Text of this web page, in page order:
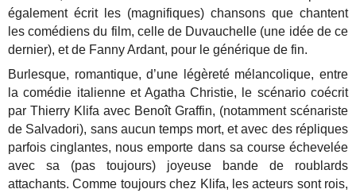
également écrit les (magnifiques) chansons que chantent
les comédiens du film, celle de Duvauchelle (une idée de ce
dernier), et de Fanny Ardant, pour le générique de fin.
Burlesque, romantique, d’une légèreté mélancolique, entre
la comédie italienne et Agatha Christie, le scénario coécrit
par Thierry Klifa avec Benoît Graffin, (notamment scénariste
de Salvadori), sans aucun temps mort, et avec des répliques
parfois cinglantes, nous emporte dans sa course échevelée
avec sa (pas toujours) joyeuse bande de roublards
attachants. Comme toujours chez Klifa, les acteurs sont rois,